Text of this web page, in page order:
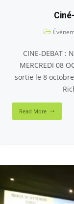
CINE-DEBAT :
MERCREDI 08
sortie le 8
Read More